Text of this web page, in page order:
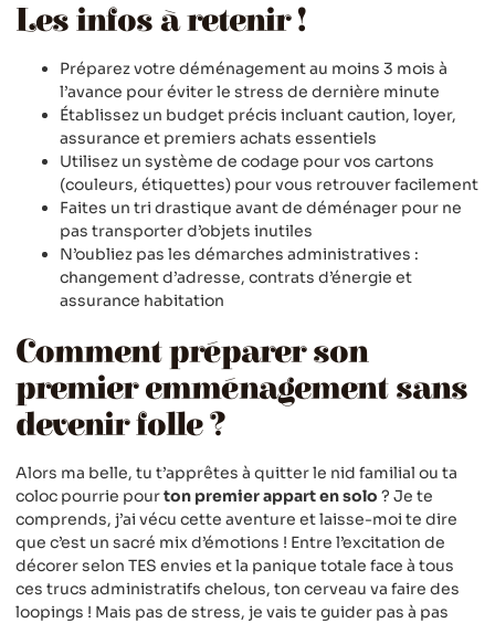
Les infos à retenir !
Préparez votre déménagement au moins 3 mois à
l’avance pour éviter le stress de dernière minute
Établissez un budget précis incluant caution, loyer,
assurance et premiers achats essentiels
Utilisez un système de codage pour vos cartons
(couleurs, étiquettes) pour vous retrouver facilement
Faites un tri drastique avant de déménager pour ne
pas transporter d’objets inutiles
N’oubliez pas les démarches administratives :
changement d’adresse, contrats d’énergie et
assurance habitation
Comment préparer son
premier emménagement sans
devenir folle ?
Alors ma belle, tu t’apprêtes à quitter le nid familial ou ta
coloc pourrie pourton premier appart en solo ? Je te
comprends, j’ai vécu cette aventure et laisse-moi te dire
que c’est un sacré mix d’émotions ! Entre l’excitation de
décorer selon TES envies et la panique totale face à tous
ces trucs administratifs chelous, ton cerveau va faire des
loopings ! Mais pas de stress, je vais te guider pas à pas